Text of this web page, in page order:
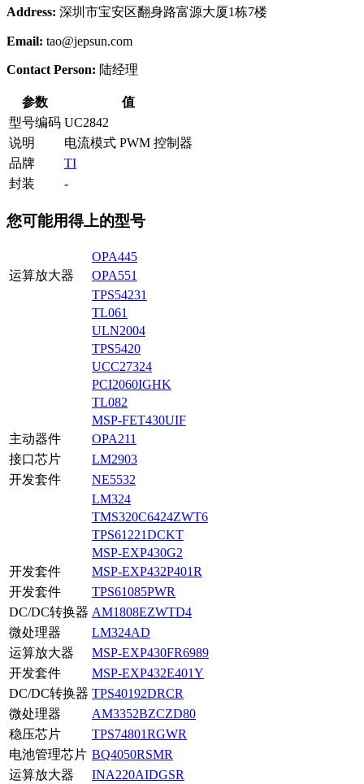
Address: 深圳市宝安区翻身路富源大厦1栋7楼
Email: tao@jepsun.com
Contact Person: 陆经理
参数
值
型号编码 UC2842
说明
电流模式 PWM 控制器
品牌
TI
封装
-
您可能用得上的型号
OPA445
运算放大器
OPA551
TPS54231
TL061
ULN2004
TPS5420
UCC27324
PCI2060IGHK
TL082
MSP-FET430UIF
主动器件
OPA211
接口芯片
LM2903
开发套件
NE5532
LM324
TMS320C6424ZWT6
TPS61221DCKT
MSP-EXP430G2
开发套件
MSP-EXP432P401R
开发套件
TPS61085PWR
DC/DC转换器 AM1808EZWTD4
微处理器
LM324AD
运算放大器
MSP-EXP430FR6989
开发套件
MSP-EXP432E401Y
DC/DC转换器 TPS40192DRCR
微处理器
AM3352BZCZD80
稳压芯片
TPS74801RGWR
电池管理芯片 BQ4050RSMR
运算放大器
INA220AIDGSR